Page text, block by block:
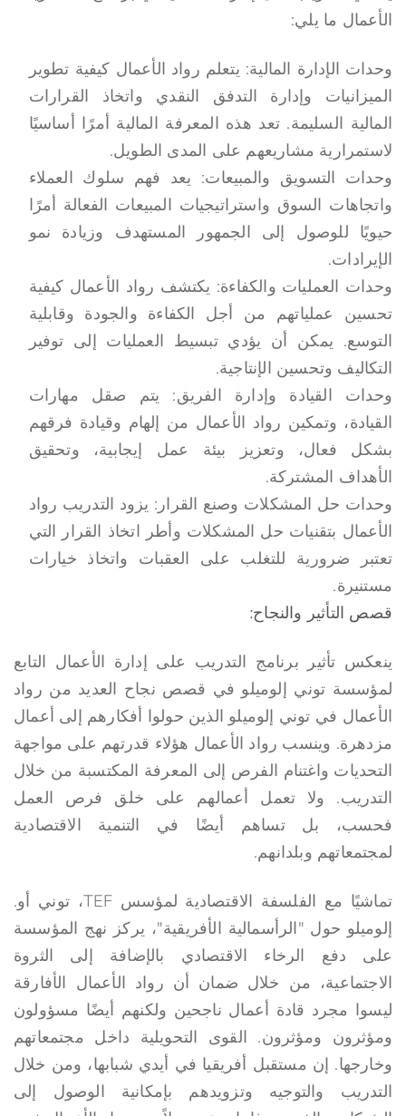
الأعمال ما يلي:
وحدات الإدارة المالية: يتعلم رواد الأعمال كيفية تطوير
الميزانيات وإدارة التدفق النقدي واتخاذ القرارات
المالية السليمة. تعد هذه المعرفة المالية أمرًا أساسيًا
لاستمرارية مشاريعهم على المدى الطويل.
وحدات التسويق والمبيعات: يعد فهم سلوك العملاء
واتجاهات السوق واستراتيجيات المبيعات الفعالة أمرًا
حيويًا للوصول إلى الجمهور المستهدف وزيادة نمو
الإيرادات.
وحدات العمليات والكفاءة: يكتشف رواد الأعمال كيفية
تحسين عملياتهم من أجل الكفاءة والجودة وقابلية
التوسع. يمكن أن يؤدي تبسيط العمليات إلى توفير
التكاليف وتحسين الإنتاجية.
وحدات القيادة وإدارة الفريق: يتم صقل مهارات
القيادة، وتمكين رواد الأعمال من إلهام وقيادة فرقهم
بشكل فعال، وتعزيز بيئة عمل إيجابية، وتحقيق
الأهداف المشتركة.
وحدات حل المشكلات وصنع القرار: يزود التدريب رواد
الأعمال بتقنيات حل المشكلات وأطر اتخاذ القرار التي
تعتبر ضرورية للتغلب على العقبات واتخاذ خيارات
مستنيرة.
قصص التأثير والنجاح:
ينعكس تأثير برنامج التدريب على إدارة الأعمال التابع
لمؤسسة توني إلوميلو في قصص نجاح العديد من رواد
الأعمال في توني إلوميلو الذين حولوا أفكارهم إلى أعمال
مزدهرة. وينسب رواد الأعمال هؤلاء قدرتهم على مواجهة
التحديات واغتنام الفرص إلى المعرفة المكتسبة من خلال
التدريب. ولا تعمل أعمالهم على خلق فرص العمل
فحسب، بل تساهم أيضًا في التنمية الاقتصادية
لمجتمعاتهم وبلدانهم.
تماشيًا مع الفلسفة الاقتصادية لمؤسس TEF، توني أو.
إلوميلو حول "الرأسمالية الأفريقية"، يركز نهج المؤسسة
على دفع الرخاء الاقتصادي بالإضافة إلى الثروة
الاجتماعية، من خلال ضمان أن رواد الأعمال الأفارقة
ليسوا مجرد قادة أعمال ناجحين ولكنهم أيضًا مسؤولون
ومؤثرون ومؤثرون. القوى التحويلية داخل مجتمعاتهم
وخارجها. إن مستقبل أفريقيا في أيدي شبابها، ومن خلال
التدريب والتوجيه وتزويدهم بإمكانية الوصول إلى